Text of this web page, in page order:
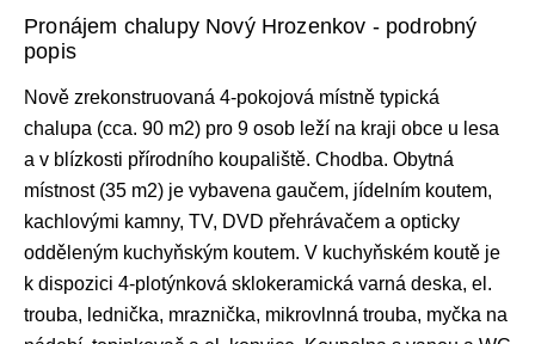
Pronájem chalupy Nový Hrozenkov - podrobný
popis
Nově zrekonstruovaná 4-pokojová místně typická
chalupa (cca. 90 m2) pro 9 osob leží na kraji obce u lesa
a v blízkosti přírodního koupaliště. Chodba. Obytná
místnost (35 m2) je vybavena gaučem, jídelním koutem,
kachlovými kamny, TV, DVD přehrávačem a opticky
odděleným kuchyňským koutem. V kuchyňském koutě je
k dispozici 4-plotýnková sklokeramická varná deska, el.
trouba, lednička, mraznička, mikrovlnná trouba, myčka na